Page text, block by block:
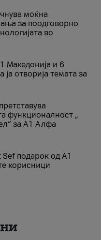
моќна
за поодговорно
во
Македонија и 6
отворија темата за
функционалност „
за А1 Алфа
подарок од А1
корисници